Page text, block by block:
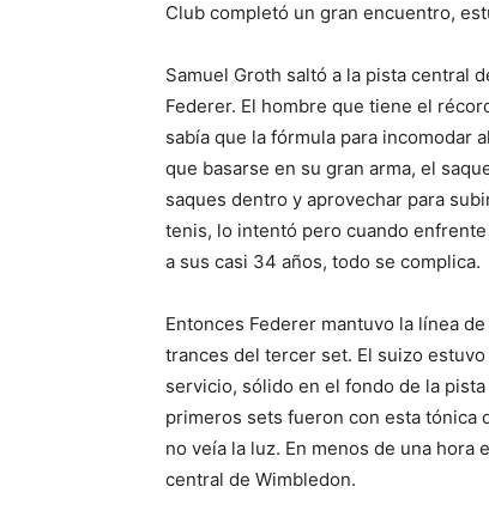
Club completó un gran encuentro,
Samuel Groth saltó a la pista central
Federer. El hombre que tiene el
sabía que la fórmula para incomodar
que basarse en su gran arma, el
saques dentro y aprovechar para
tenis, lo intentó pero cuando
a sus casi 34 años, todo se complica.
Entonces Federer mantuvo la línea
trances del tercer set. El suizo
servicio, sólido en el fondo de la
primeros sets fueron con esta tónica
no veía la luz. En menos de una
central de Wimbledon.